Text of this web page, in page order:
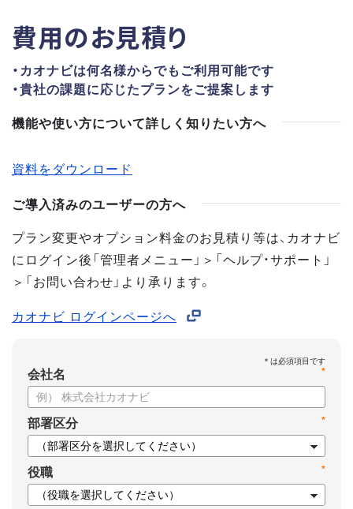
費用のお見積り
・カオナビは何名様からでもご利用可能です
・貴社の課題に応じたプランをご提案します
機能や使い方について詳しく知りたい方へ
資料をダウンロード
ご導入済みのユーザーの方へ
プラン変更やオプション料金のお見積り等は、カオナビ
にログイン後「管理者メニュー」＞「ヘルプ・サポート」
＞「お問い合わせ」より承ります。
カオナビ ログインページへ
*
会社名
*
部署区分
*
役職